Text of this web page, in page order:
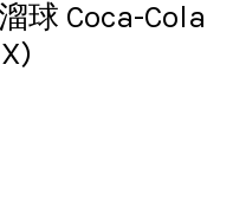
球 Coca-Cola